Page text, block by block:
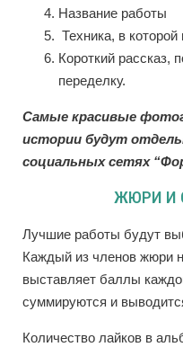
Название работы
Техника, в
Короткий рассказ,
переделку.
Самые красивые
истории будут
социальных сетях
ЖЮРИ И
Лучшие работы будут
Каждый из членов жюри
выставляет баллы
суммируются и
Количество лайков в